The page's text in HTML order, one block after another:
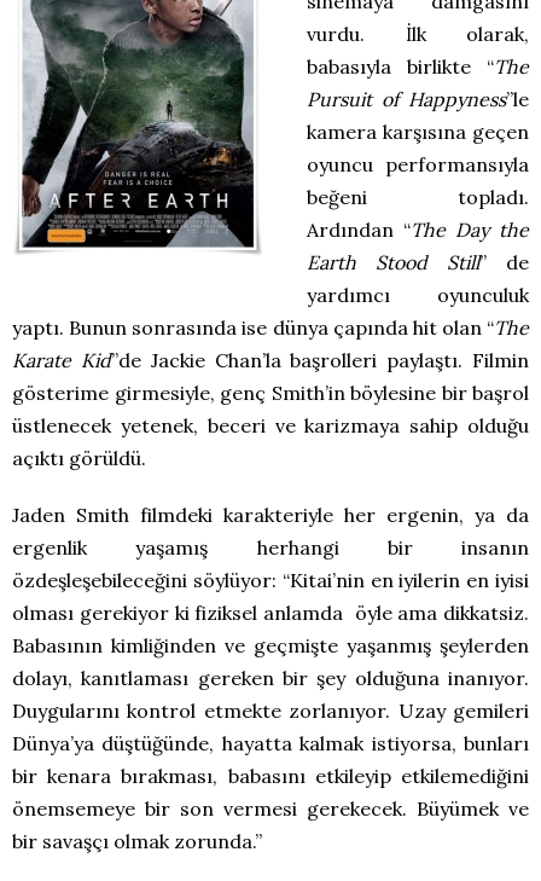
vurdu. İlk olarak,
babasıyla birlikte “The
Pursuit of Happyness”le
kamera karşısına geçen
oyuncu performansıyla
beğeni topladı.
Ardından “The Day the
Earth Stood Still” de
yardımcı oyunculuk
yaptı. Bunun sonrasında ise dünya çapında hit olan “The
Karate Kid”de Jackie Chan’la başrolleri paylaştı. Filmin
gösterime girmesiyle, genç Smith’in böylesine bir başrol
üstlenecek yetenek, beceri ve karizmaya sahip olduğu
açıktı görüldü.
Jaden Smith filmdeki karakteriyle her ergenin, ya da
ergenlik yaşamış herhangi bir insanın
özdeşleşebileceğini söylüyor: “Kitai’nin en iyilerin en iyisi
olması gerekiyor ki fiziksel anlamda öyle ama dikkatsiz.
Babasının kimliğinden ve geçmişte yaşanmış şeylerden
dolayı, kanıtlaması gereken bir şey olduğuna inanıyor.
Duygularını kontrol etmekte zorlanıyor. Uzay gemileri
Dünya’ya düştüğünde, hayatta kalmak istiyorsa, bunları
bir kenara bırakması, babasını etkileyip etkilemediğini
önemsemeye bir son vermesi gerekecek. Büyümek ve
bir savaşçı olmak zorunda.”